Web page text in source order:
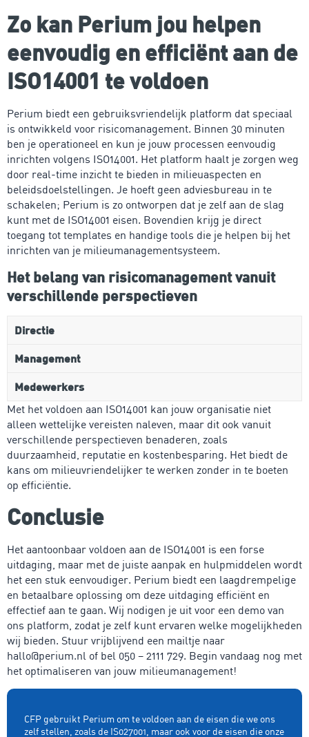
Zo kan Perium jou helpen
eenvoudig en efficiënt aan de
ISO14001 te voldoen
Perium biedt een gebruiksvriendelijk platform dat speciaal
is ontwikkeld voor risicomanagement. Binnen 30 minuten
ben je operationeel en kun je jouw processen eenvoudig
inrichten volgens ISO14001. Het platform haalt je zorgen weg
door real-time inzicht te bieden in milieuaspecten en
beleidsdoelstellingen. Je hoeft geen adviesbureau in te
schakelen; Perium is zo ontworpen dat je zelf aan de slag
kunt met de ISO14001 eisen. Bovendien krijg je direct
toegang tot templates en handige tools die je helpen bij het
inrichten van je milieumanagementsysteem.
Het belang van risicomanagement vanuit
verschillende perspectieven
Directie
Management
Medewerkers
Met het voldoen aan ISO14001 kan jouw organisatie niet
alleen wettelijke vereisten naleven, maar dit ook vanuit
verschillende perspectieven benaderen, zoals
duurzaamheid, reputatie en kostenbesparing. Het biedt de
kans om milieuvriendelijker te werken zonder in te boeten
op efficiëntie.
Conclusie
Het aantoonbaar voldoen aan de ISO14001 is een forse
uitdaging, maar met de juiste aanpak en hulpmiddelen wordt
het een stuk eenvoudiger. Perium biedt een laagdrempelige
en betaalbare oplossing om deze uitdaging efficiënt en
effectief aan te gaan. Wij nodigen je uit voor een demo van
ons platform, zodat je zelf kunt ervaren welke mogelijkheden
wij bieden. Stuur vrijblijvend een mailtje naar
hallo@perium.nl of bel 050 – 2111 729. Begin vandaag nog met
het optimaliseren van jouw milieumanagement!
CFP gebruikt Perium om te voldoen aan de eisen die we ons
zelf stellen, zoals de IS027001, maar ook voor de eisen die onze